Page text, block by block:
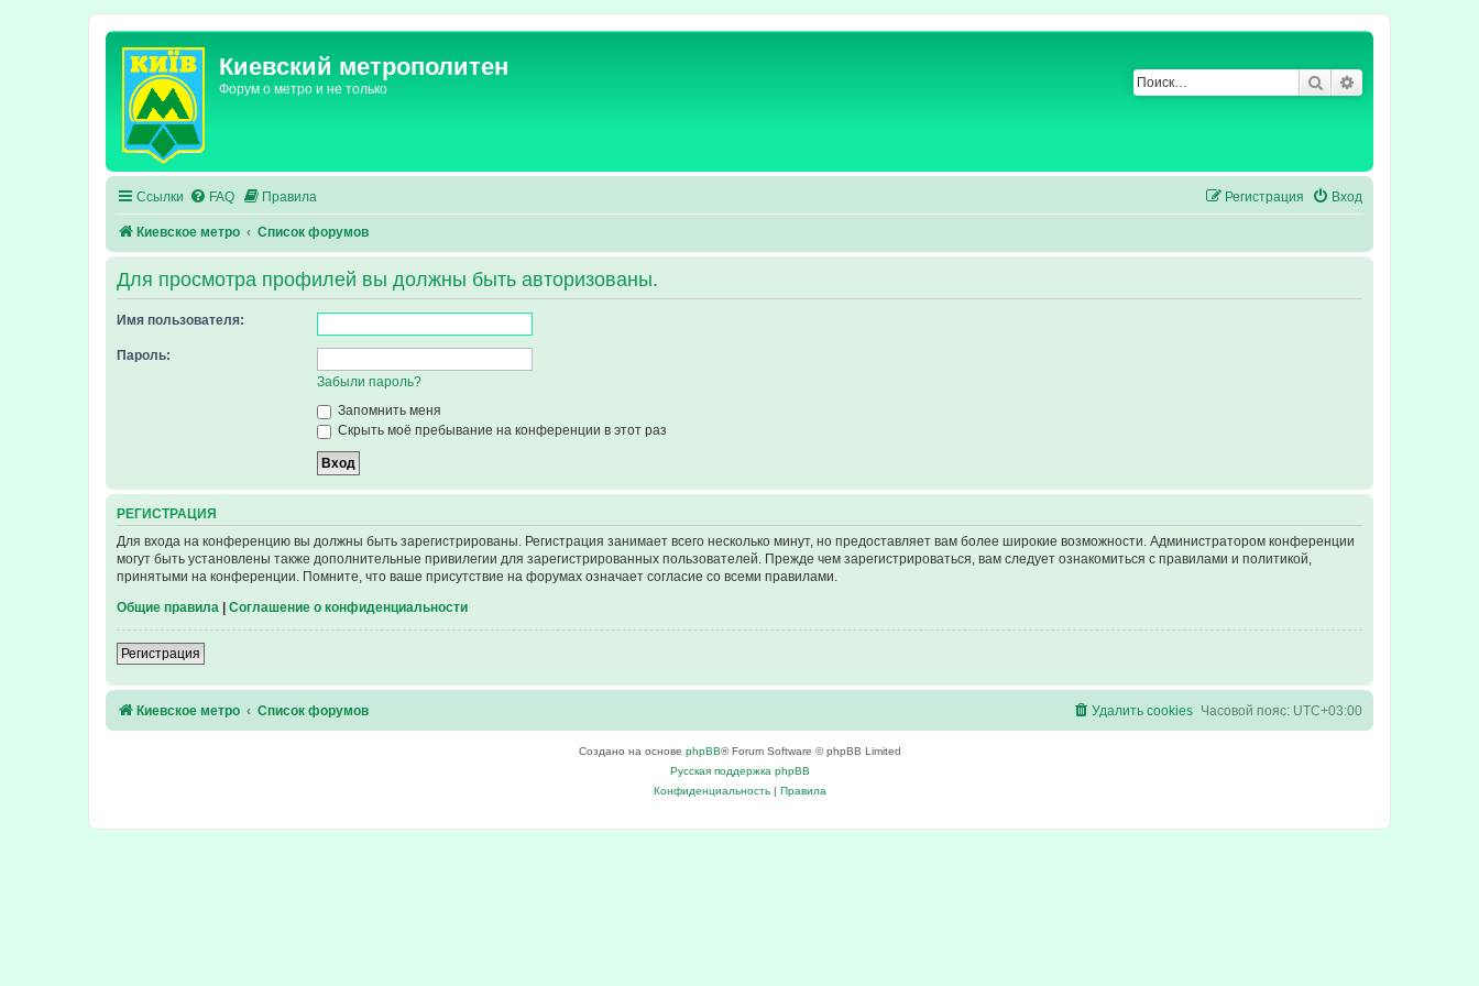
Киевский метрополитен
Форум о метро и не только Поиск
Ссылки FAQ Правила Вход
Регистрация
Киевское метро Список форумов
Для просмотра профилей вы должны быть авторизованы.
Имя пользователя:
Пароль:
Забыли пароль?
Запомнить меня
Скрыть моё пребывание на конференции в этот раз
РЕГИСТРАЦИЯ
Для входа на конференцию вы должны быть зарегистрированы. Регистрация занимает всего несколько минут, но предоставляет вам более широкие возможности. Администратором конференции
могут быть установлены также дополнительные привилегии для зарегистрированных пользователей. Прежде чем зарегистрироваться, вам следует ознакомиться с правилами и политикой,
принятыми на конференции. Помните, что ваше присутствие на форумах означает согласие со всеми правилами.
Общие правила Соглашение о конфиденциальности
Регистрация
Киевское метро Список форумов Часовой пояс: UTC+03:00
Удалить cookies
Создано на основе phpBB® Forum Software © phpBB Limited
Русская поддержка phpBB
Конфиденциальность| Правила